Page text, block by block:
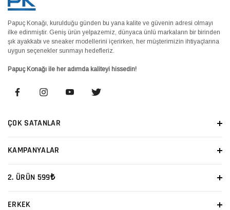
Papuç Konağı, kurulduğu günden bu yana kalite ve güvenin adresi olmayı
ilke edinmiştir. Geniş ürün yelpazemiz, dünyaca ünlü markaların bir birinden
şık ayakkabı ve sneaker modellerini içerirken, her müşterimizin ihtiyaçlarına
uygun seçenekler sunmayı hedefleriz.
Papuç Konağı ile her adımda kaliteyi hissedin!
ÇOK SATANLAR
KAMPANYALAR
2. ÜRÜN 599₺
ERKEK